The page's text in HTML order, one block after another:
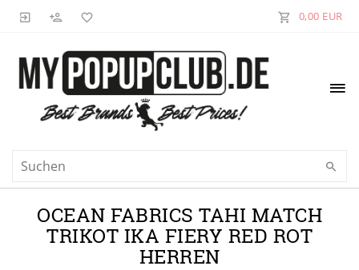
0,00 EUR
OCEAN FABRICS TAHI MATCH
TRIKOT IKA FIERY RED ROT
HERREN